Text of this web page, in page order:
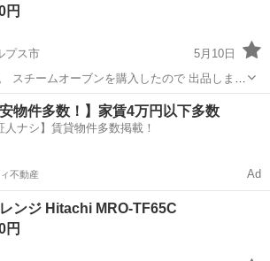
円
プス市
5月10日
スチームオーブンを購入したので 出品しまし
もなく使えてました。 使用してたものなので
。
キッチン家電 パナソニック
安物件多数！】家賃4万円以下多数
人ナシ】賃貸物件多数掲載！
不動産 Ad
電子レンジ Hitachi MRO-TF65C
円